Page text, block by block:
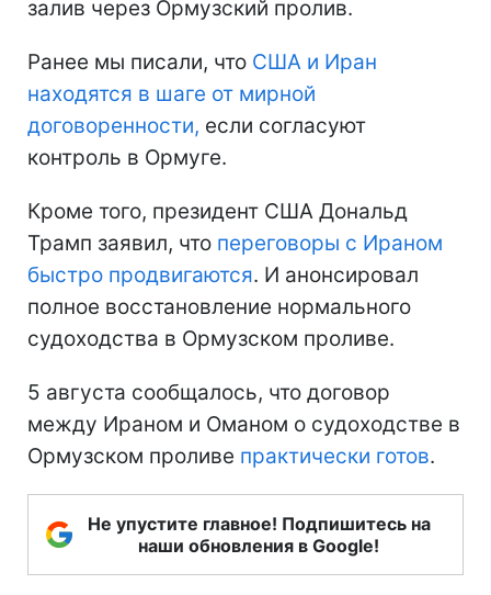
залив через Ормузский пролив.
Ранее мы писали, что США и Иран
находятся в шаге от мирной
договоренности, если согласуют
контроль в Ормуге.
Кроме того, президент США Дональд
Трамп заявил, что переговоры с Ираном
быстро продвигаются. И анонсировал
полное восстановление нормального
судоходства в Ормузском проливе.
5 августа сообщалось, что договор
между Ираном и Оманом о судоходстве в
Ормузском проливе практически готов.
Не упустите главное! Подпишитесь на
наши обновления в Google!